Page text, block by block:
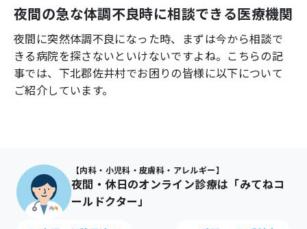
よくあるご質問
夜間の急な体調不良時に相談できる医療機関
夜間に突然体調不良になった時、まずは今から相談で
きる病院を探さないといけないですよね。こちらの記
事では、 下北郡佐井村でお困りの皆様に以下について
ご紹介しています。
【内科・小児科・皮膚科・アレルギー】
夜間・休日のオンライン診療は「みてねコ
ールドクター」